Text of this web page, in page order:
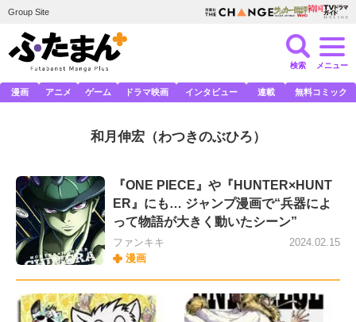
Group Site
検索 メニュー
漫画 アニメ ゲーム ドラマ映画 インタビュー 連載 無料コミック
和月伸宏（わつきのぶひろ）
『ONE PIECE』や『HUNTER×HUNT
ER』にも… ジャンプ漫画で“兵器によ
って物語が大きく動いたシーン”
ファンキキ
漫画
2024.02.15